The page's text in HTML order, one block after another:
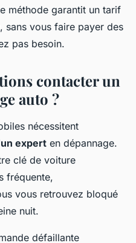
méthode garantit un tarif
sans vous faire payer des
pas besoin.
contacter un
auto ?
nécessitent
expert en dépannage.
clé de voiture
fréquente,
vous retrouvez bloqué
nuit.
défaillante